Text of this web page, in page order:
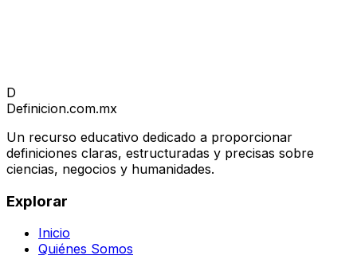
D
Definicion.com.mx
Un recurso educativo dedicado a proporcionar
definiciones claras, estructuradas y precisas sobre
ciencias, negocios y humanidades.
Explorar
Inicio
Quiénes Somos